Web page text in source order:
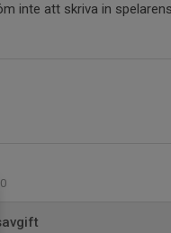
inte att skriva in
0